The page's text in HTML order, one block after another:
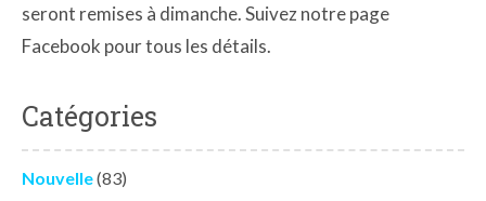
seront remises à dimanche. Suivez notre page
Facebook pour tous les détails.
Catégories
Nouvelle(83)